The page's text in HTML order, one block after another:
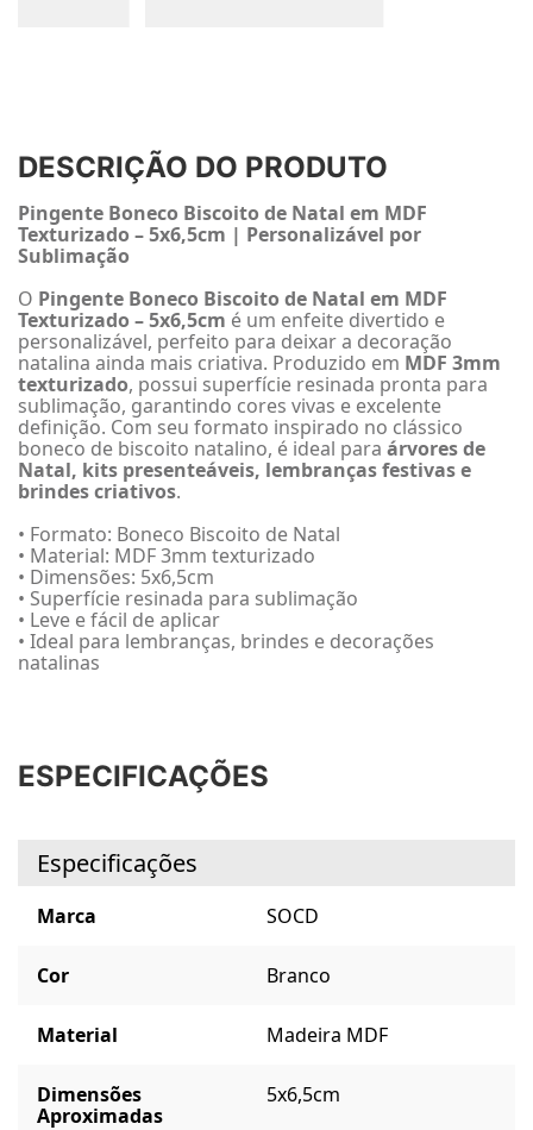
DESCRIÇÃO DO PRODUTO
Pingente Boneco Biscoito de Natal em MDF
Texturizado – 5x6,5cm | Personalizável por
Sublimação
O Pingente Boneco Biscoito de Natal em MDF
Texturizado – 5x6,5cm é um enfeite divertido e
personalizável, perfeito para deixar a decoração
natalina ainda mais criativa. Produzido em MDF 3mm
texturizado, possui superfície resinada pronta para
sublimação, garantindo cores vivas e excelente
definição. Com seu formato inspirado no clássico
boneco de biscoito natalino, é ideal para árvores de
Natal, kits presenteáveis, lembranças festivas e
brindes criativos.
• Formato: Boneco Biscoito de Natal
• Material: MDF 3mm texturizado
• Dimensões: 5x6,5cm
• Superfície resinada para sublimação
• Leve e fácil de aplicar
• Ideal para lembranças, brindes e decorações
natalinas
ESPECIFICAÇÕES
Especificações
Marca SOCD
Cor Branco
Material Madeira MDF
Dimensões
Aproximadas
5x6,5cm